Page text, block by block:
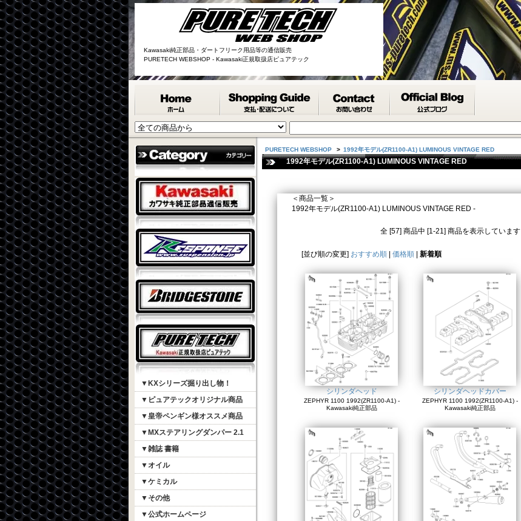
Kawasaki純正部品・ダートフリーク用品等の通信販売
PURETECH WEBSHOP - Kawasaki正規取扱店ピュアテック
▼KXシリーズ掘り出し物！
▼ピュアテックオリジナル商品
▼皇帝ペンギン様オススメ商品
▼MXステアリングダンパー 2.1
▼雑誌 書籍
▼オイル
▼ケミカル
▼その他
▼公式ホームページ
PURETECH WEBSHOP > 1992年モデル(ZR1100-A1) LUMINOUS VINTAGE RED
1992年モデル(ZR1100-A1) LUMINOUS VINTAGE RED
＜商品一覧＞
1992年モデル(ZR1100-A1) LUMINOUS VINTAGE RED -
全 [57] 商品中 [1-21] 商品を表示しています
[並び順の変更] おすすめ順 価格順 新着順
シリンダヘッド
ZEPHYR 1100 1992(ZR1100-A1) -
Kawasaki純正部品
シリンダヘッドカバー
ZEPHYR 1100 1992(ZR1100-A1) -
Kawasaki純正部品